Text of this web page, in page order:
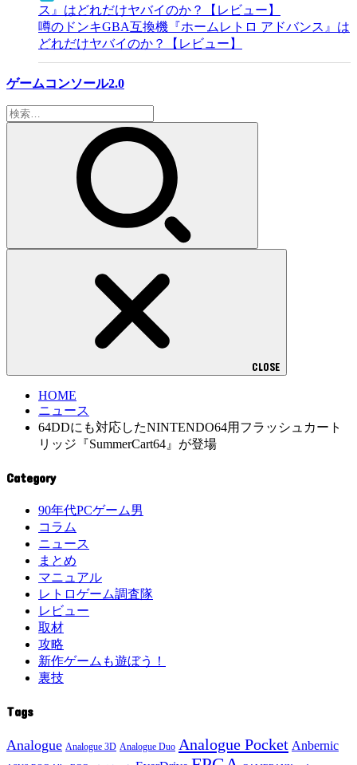
噂のドンキGBA互換機『ホームレトロ アドバンス』は
どれだけヤバイのか？【レビュー】
ゲームコンソール2.0
検
索:
CLOSE
HOME
ニュース
64DDにも対応したNINTENDO64用フラッシュカート
リッジ『SummerCart64』が登場
Category
90年代PCゲーム男
コラム
ニュース
まとめ
マニュアル
レトロゲーム調査隊
レビュー
取材
攻略
新作ゲームも遊ぼう！
裏技
Tags
Analogue Analogue 3D Analogue Duo Analogue Pocket Anbernic